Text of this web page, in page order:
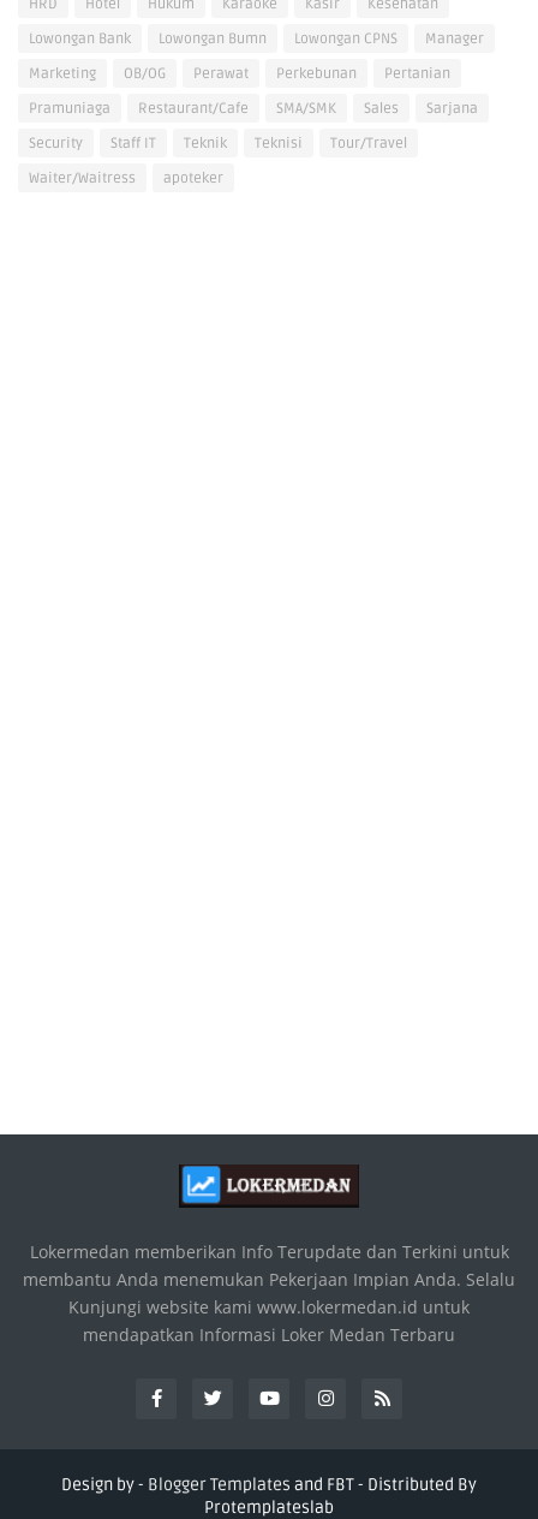
HRD
Hotel Hukum Karaoke Kasir
Kesehatan
Lowongan Bank
Lowongan Bumn Lowongan CPNS
Manager
Marketing
OB/OG Perawat Perkebunan
Pertanian
Pramuniaga
Restaurant/Cafe SMA/SMK Sales
Sarjana
Security
Staff IT Teknik Teknisi
Tour/Travel
Waiter/Waitress
apoteker
Lokermedan memberikan Info Terupdate dan Terkini untuk
membantu Anda menemukan Pekerjaan Impian Anda. Selalu
Kunjungi website kami www.lokermedan.id untuk
mendapatkan Informasi Loker Medan Terbaru
Design by - Blogger Templates and FBT- Distributed By
Protemplateslab